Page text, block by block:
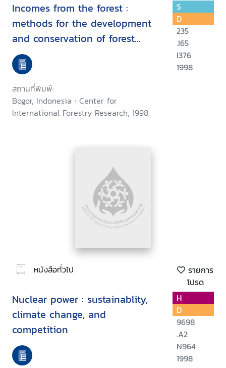
Incomes from the forest :
methods for the development
and conservation of forest
products for local communities
สถานที่พิมพ์:
Bogor, Indonesia : Center for
International Forestry Research, 1998.
S
D
235
.I65
I376
1998
หนังสือทั่วไป
รายการ
โปรด
Nuclear power : sustainablity,
climate change, and
competition
H
D
9698
.A2
N964
1998